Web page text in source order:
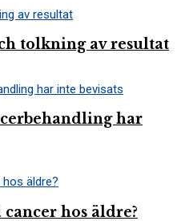
tolkning av resultat
har
hos äldre?